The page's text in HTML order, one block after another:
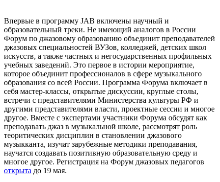
Впервые в программу JAB включены научный и
образовательный треки. Не имеющий аналогов в России
Форум по джазовому образованию объединит преподавателей
джазовых специальностей ВУЗов, колледжей, детских школ
искусств, а также частных и негосударственных профильных
учебных заведений. Это первое в истории мероприятие,
которое объединит профессионалов в сфере музыкального
образования со всей России. Программа Форума включает в
себя мастер-классы, открытые дискуссии, круглые столы,
встречи с представителями Министерства культуры РФ и
другими представителями власти, проектные сессии и многое
другое. Вместе с экспертами участники Форума обсудят как
преподавать джаз в музыкальной школе, рассмотрят роль
теоритических дисциплин в становлении джазового
музыкканта, изучат зарубежные методики преподавания,
научатся создавать позитивную образовательную среду и
многое другое. Регистрация на Форум джазовых педагогов
открыта до 19 мая.